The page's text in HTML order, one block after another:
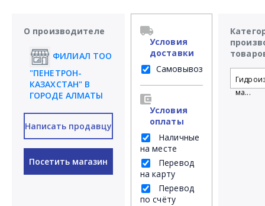
О производителе
ФИЛИАЛ ТОО
"ПЕНЕТРОН-
КАЗАХСТАН" В
ГОРОДЕ АЛМАТЫ
Написать продавцу
Посетить магазин
Условия
доставки
Самовывоз
Условия
оплаты
Наличные
на месте
Перевод
на карту
Перевод
по счёту
ма...